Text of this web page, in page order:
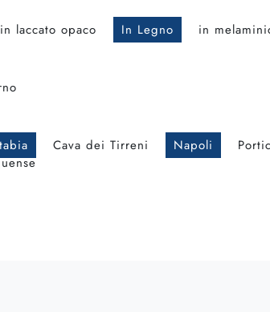
in laccato opaco In Legno in
Cava dei Tirreni Napoli